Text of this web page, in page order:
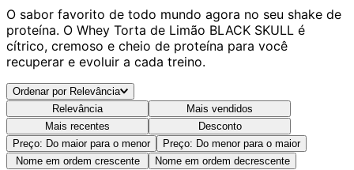
O sabor favorito de todo mundo agora no seu shake de
proteína. O Whey Torta de Limão BLACK SKULL é
cítrico, cremoso e cheio de proteína para você
recuperar e evoluir a cada treino.
Ordenar por Relevância
Relevância
Mais vendidos
Mais recentes
Desconto
Preço: Do maior para o menor
Preço: Do menor para o maior
Nome em ordem crescente
Nome em ordem decrescente